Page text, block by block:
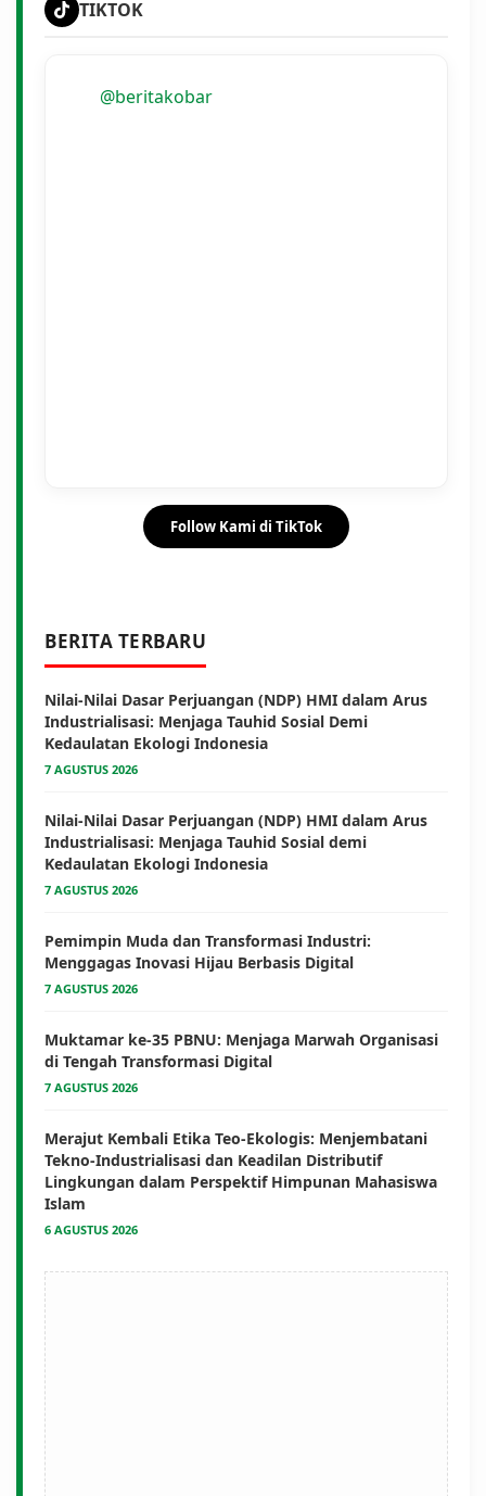
TIKTOK
@beritakobar
Follow Kami di TikTok
BERITA TERBARU
Nilai-Nilai Dasar Perjuangan (NDP) HMI dalam Arus
Industrialisasi: Menjaga Tauhid Sosial Demi
Kedaulatan Ekologi Indonesia
7 AGUSTUS 2026
Nilai-Nilai Dasar Perjuangan (NDP) HMI dalam Arus
Industrialisasi: Menjaga Tauhid Sosial demi
Kedaulatan Ekologi Indonesia
7 AGUSTUS 2026
Pemimpin Muda dan Transformasi Industri:
Menggagas Inovasi Hijau Berbasis Digital
7 AGUSTUS 2026
Muktamar ke-35 PBNU: Menjaga Marwah Organisasi
di Tengah Transformasi Digital
7 AGUSTUS 2026
Merajut Kembali Etika Teo-Ekologis: Menjembatani
Tekno-Industrialisasi dan Keadilan Distributif
Lingkungan dalam Perspektif Himpunan Mahasiswa
Islam
6 AGUSTUS 2026